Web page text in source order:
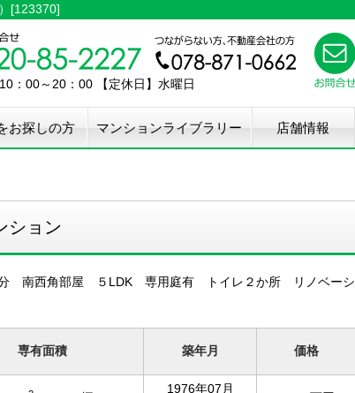
[123370]
10：00～20：00 【定休日】水曜日
お探しの方 マンションライブラリー 店舗情報
ション
分 南西角部屋 ５LDK 専用庭有 トイレ２か所 リノベーシ
専有面積 築年月 価格
1976年07月